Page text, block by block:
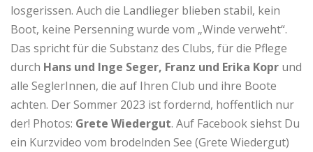
losgerissen. Auch die Landlieger blieben stabil, kein
Boot, keine Persenning wurde vom „Winde verweht“.
Das spricht für die Substanz des Clubs, für die Pflege
durch Hans und Inge Seger, Franz und Erika Kopr und
alle SeglerInnen, die auf Ihren Club und ihre Boote
achten. Der Sommer 2023 ist fordernd, hoffentlich nur
der! Photos: Grete Wiedergut. Auf Facebook siehst Du
ein Kurzvideo vom brodelnden See (Grete Wiedergut)